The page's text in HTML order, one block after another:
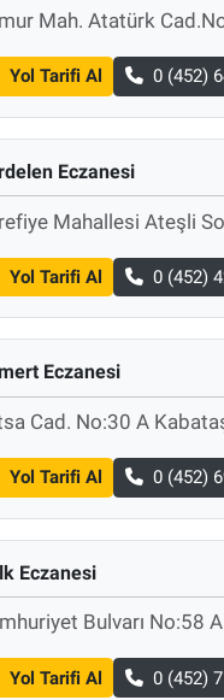
Mah. Atatürk
Yol Tarifi Al 0 (452)
Eczanesi
Mahallesi Ateşli
Yol Tarifi Al 0 (452)
Eczanesi
Cad. No:30 A
Yol Tarifi Al 0 (452)
Eczanesi
Bulvarı No:58
Yol Tarifi Al 0 (452)